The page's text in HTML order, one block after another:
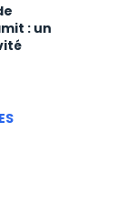
: un